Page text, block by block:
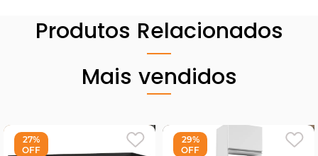
Produtos Relacionados
Mais vendidos
27%
OFF
29%
OFF